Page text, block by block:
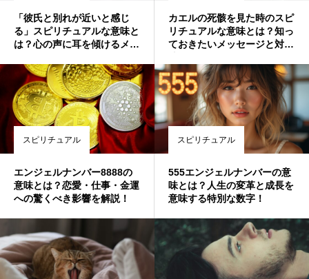
「彼氏と別れが近いと感じ
る」スピリチュアルな意味と
は？心の声に耳を傾けるメッ
カエルの死骸を見た時のスピ
リチュアルな意味とは？知っ
ておきたいメッセージと対処
スピリチュアル
エンジェルナンバー8888の
意味とは？恋愛・仕事・金運
への驚くべき影響を解説！
スピリチュアル
555エンジェルナンバーの意
味とは？人生の変革と成長を
意味する特別な数字！